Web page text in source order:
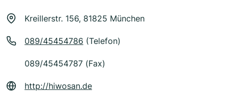
Kreillerstr. 156, 81825 München
089/45454786 (Telefon)
089/45454787 (Fax)
http://hiwosan.de